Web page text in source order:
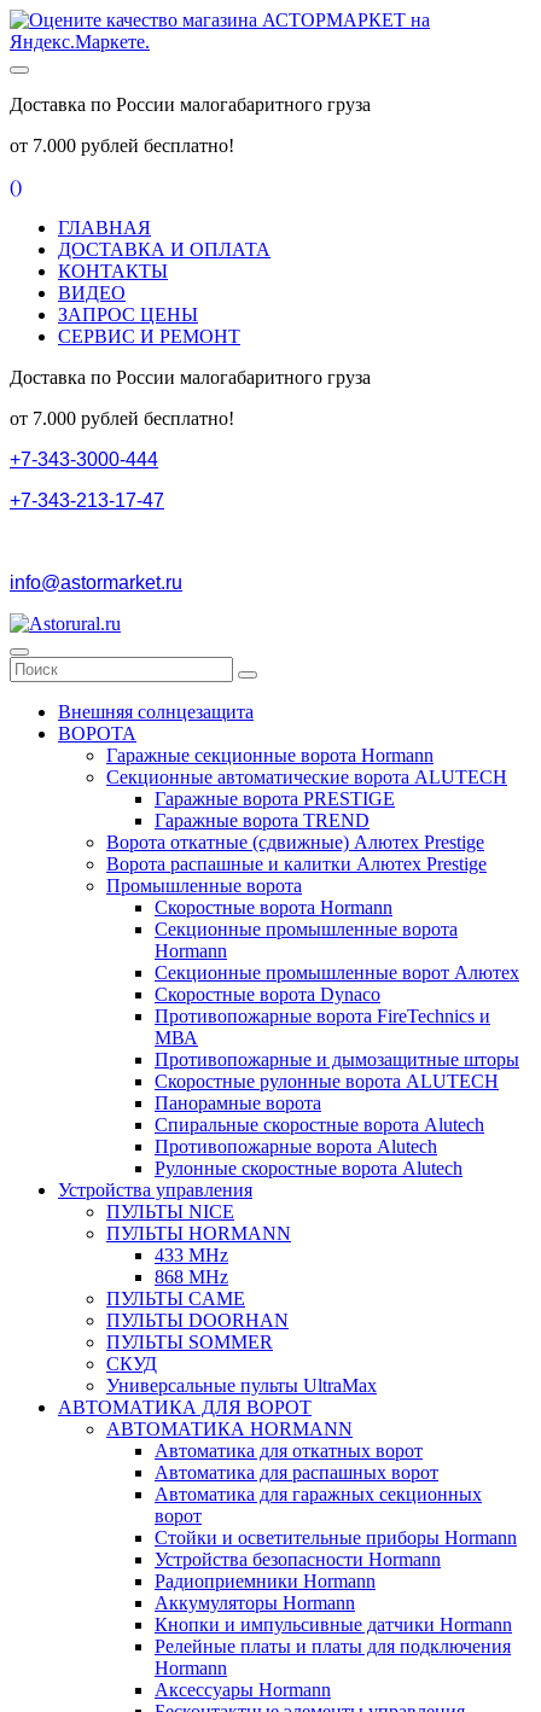
Доставка по России малогабаритного груза
от 7.000 рублей бесплатно!
()
ГЛАВНАЯ
ДОСТАВКА И ОПЛАТА
КОНТАКТЫ
ВИДЕО
ЗАПРОС ЦЕНЫ
СЕРВИС И РЕМОНТ
Доставка по России малогабаритного груза
от 7.000 рублей бесплатно!
+7-343-3000-444
+7-343-213-17-47
info@astormarket.ru
Внешняя солнцезащита
ВОРОТА
Гаражные секционные ворота Hormann
Секционные автоматические ворота ALUTECH
Гаражные ворота PRESTIGE
Гаражные ворота TREND
Ворота откатные (сдвижные) Алютех Prestige
Ворота распашные и калитки Алютех Prestige
Промышленные ворота
Скоростные ворота Hormann
Секционные промышленные ворота
Hormann
Секционные промышленные ворот Алютех
Скоростные ворота Dynaco
Противопожарные ворота FireTechnics и
МВА
Противопожарные и дымозащитные шторы
Скоростные рулонные ворота ALUTECH
Панорамные ворота
Спиральные скоростные ворота Alutech
Противопожарные ворота Alutech
Рулонные скоростные ворота Alutech
Устройства управления
ПУЛЬТЫ NICE
ПУЛЬТЫ HORMANN
433 MHz
868 MHz
ПУЛЬТЫ CAME
ПУЛЬТЫ DOORHAN
ПУЛЬТЫ SOMMER
СКУД
Универсальные пульты UltraMax
АВТОМАТИКА ДЛЯ ВОРОТ
АВТОМАТИКА HORMANN
Автоматика для откатных ворот
Автоматика для распашных ворот
Автоматика для гаражных секционных
ворот
Стойки и осветительные приборы Hormann
Устройства безопасности Hormann
Радиоприемники Hormann
Аккумуляторы Hormann
Кнопки и импульсивные датчики Hormann
Релейные платы и платы для подключения
Hormann
Аксессуары Hormann